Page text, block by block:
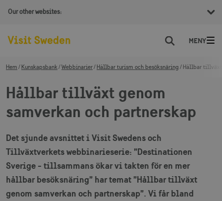
Our other websites:
Sök
Hem Kunskapsbank Webbinarier Hållbar turism och besöksnäring Hållbar tillväxt
Hållbar tillväxt genom
samverkan och partnerskap
Det sjunde avsnittet i Visit Swedens och
Tillväxtverkets webbinarieserie: ”Destinationen
Sverige - tillsammans ökar vi takten för en mer
hållbar besöksnäring” har temat ”Hållbar tillväxt
genom samverkan och partnerskap”. Vi får bland